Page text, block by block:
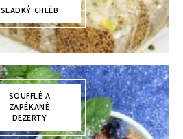
SLADKÝ CHLÉB
SOUFFLÉ A
ZAPÉKANÉ
DEZERTY